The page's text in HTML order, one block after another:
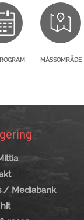
MÄSSOMRÅDE
/ Mediabank